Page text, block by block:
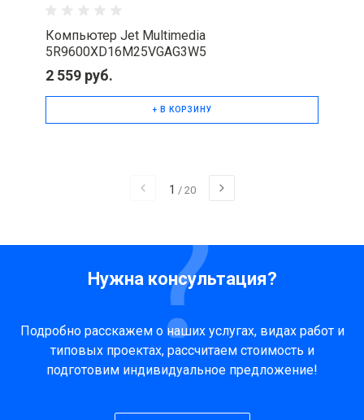
Компьютер Jet Multimedia
5R9600XD16M25VGAG3W5
2 559 руб.
+ В КОРЗИНУ
1 / 20
Нужна консультация?
Подробно расскажем о наших услугах, видах работ и
типовых проектах, рассчитаем стоимость и
подготовим индивидуальное предложение!